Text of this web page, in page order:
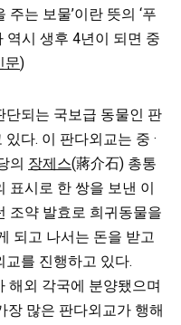
주는 보물’이란 뜻의 ‘푸
역시 생후 4년이 되면 중
문)
단되는 국보급 동물인 판
다. 이 판다외교는 중 ·
의 장제스(蔣介石) 총통
표시로 한 쌍을 보낸 이
조약 발효로 희귀동물을
되고 나서는 돈을 받고
를 진행하고 있다.
해외 각국에 분양됐으며
장 많은 판다외교가 행해